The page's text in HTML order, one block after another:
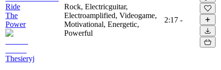
Ride
The
Power
Thesieryj
Rock, Electricguitar,
Electroamplified, Videogame,
Motivational, Energetic,
Powerful
2:17 -